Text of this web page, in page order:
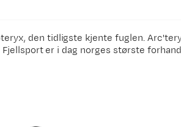
den tidligste kjente fuglen.
er i dag norges største
og produserer i dag fottøy av
favoritt hos oss i Fjellsport. De